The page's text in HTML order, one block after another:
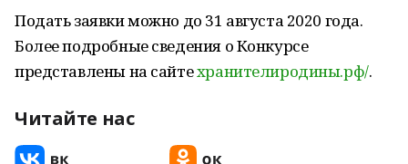
Подать заявки можно до 31 августа 2020 года.
Более подробные сведения о Конкурсе
представлены на сайтехранителиродины.рф/.
Читайте нас